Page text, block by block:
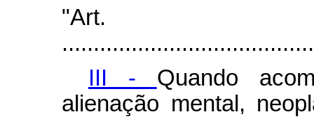
III - Quando
alienação mental,